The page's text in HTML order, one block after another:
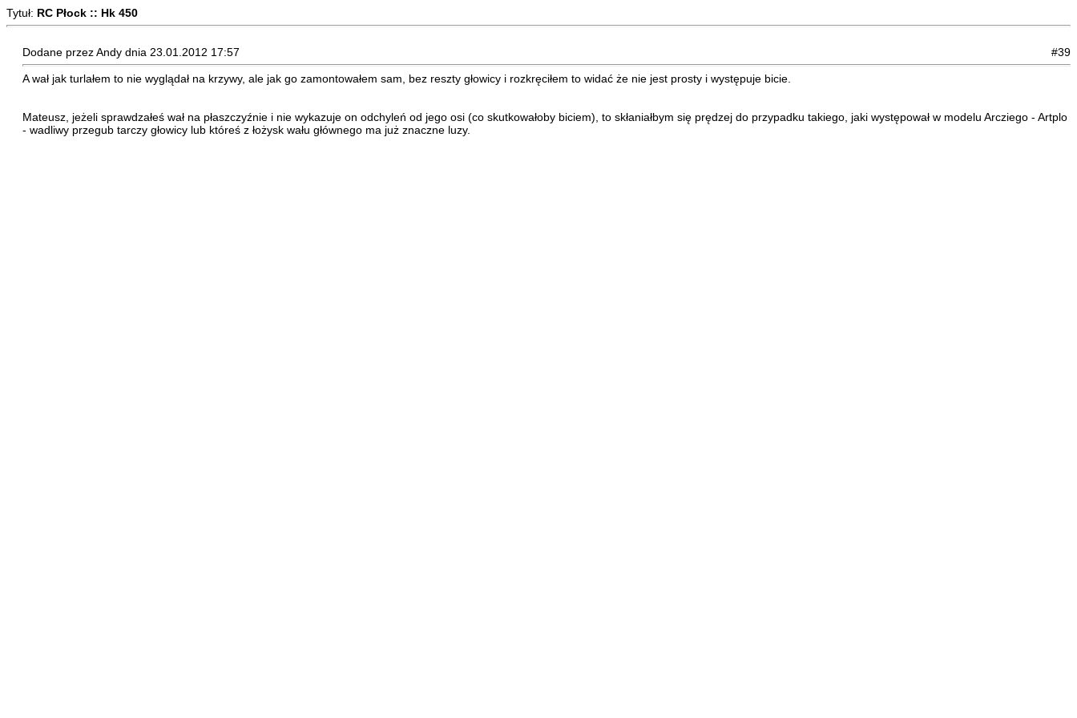
Tytuł: RC Płock :: Hk 450
Dodane przez Andy dnia 23.01.2012 17:57 #39
A wał jak turlałem to nie wyglądał na krzywy, ale jak go zamontowałem sam, bez reszty głowicy i rozkręciłem to widać że nie jest prosty i występuje bicie.
Mateusz, jeżeli sprawdzałeś wał na płaszczyźnie i nie wykazuje on odchyleń od jego osi (co skutkowałoby biciem), to skłaniałbym się prędzej do przypadku takiego, jaki występował w modelu Arcziego - Artplo
- wadliwy przegub tarczy głowicy lub któreś z łożysk wału głównego ma już znaczne luzy.